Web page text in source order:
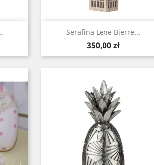
Serafina Lene Bjerre...
Cena
350,00 zł
Szybki podgląd